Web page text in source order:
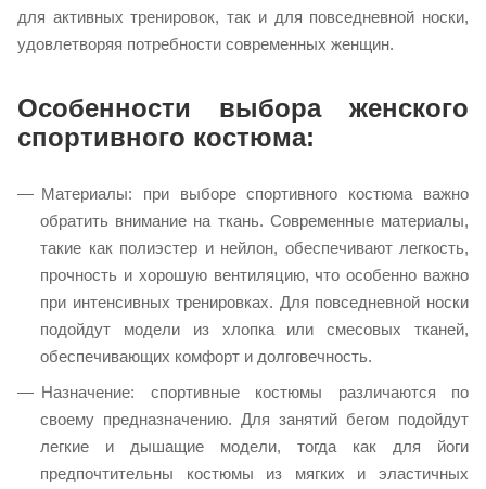
для активных тренировок, так и для повседневной носки,
удовлетворяя потребности современных женщин.​
Особенности выбора женского
спортивного костюма:
Материалы: при выборе спортивного костюма важно
обратить внимание на ткань. Современные материалы,
такие как полиэстер и нейлон, обеспечивают легкость,
прочность и хорошую вентиляцию, что особенно важно
при интенсивных тренировках. Для повседневной носки
подойдут модели из хлопка или смесовых тканей,
обеспечивающих комфорт и долговечность.​
Назначение: спортивные костюмы различаются по
своему предназначению. Для занятий бегом подойдут
легкие и дышащие модели, тогда как для йоги
предпочтительны костюмы из мягких и эластичных